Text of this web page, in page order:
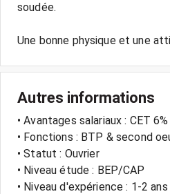
soudée.
Une bonne physique et une
Autres informations
• Avantages salariaux : CET
• Fonctions : BTP & second
• Statut : Ouvrier
• Niveau étude : BEP/CAP
• Niveau d'expérience : 1-2 ans